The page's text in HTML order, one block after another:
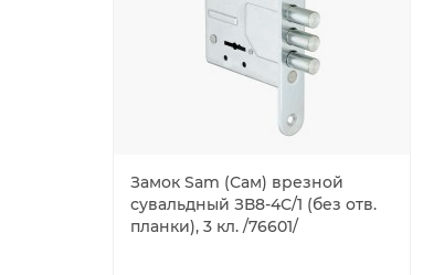
Замок Sam (Сам) врезной
сувальдный ЗВ8-4С/1 (без отв.
планки), 3 кл. /76601/